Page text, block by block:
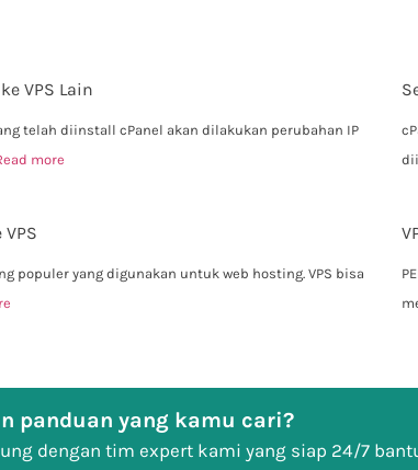
VPS Lain
telah diinstall cPanel akan dilakukan perubahan IP
more
populer yang digunakan untuk web hosting. VPS bisa
panduan yang kamu cari?
dengan tim expert kami yang siap 24/7